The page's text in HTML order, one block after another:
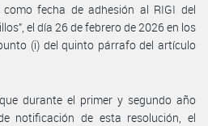
como fecha de adhesión al RIGI del
el día 26 de febrero de 2026 en los
(i) del quinto párrafo del artículo
que durante el primer y segundo año
notificación de esta resolución, el